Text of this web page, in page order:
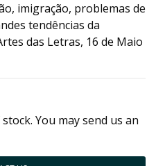
imigração, problemas de
tendências da
das Letras, 16 de Maio
You may send us an